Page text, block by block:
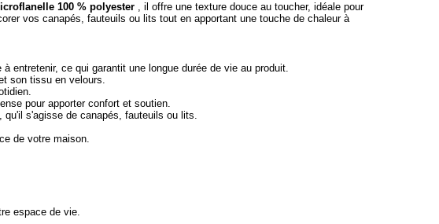
100 % polyester , il offre une texture douce au toucher, idéale pour
vos canapés, fauteuils ou lits tout en apportant une touche de chaleur à
entretenir, ce qui garantit une longue durée de vie au produit.
son tissu en velours.
pour apporter confort et soutien.
s'agisse de canapés, fauteuils ou lits.
de votre maison.
espace de vie.